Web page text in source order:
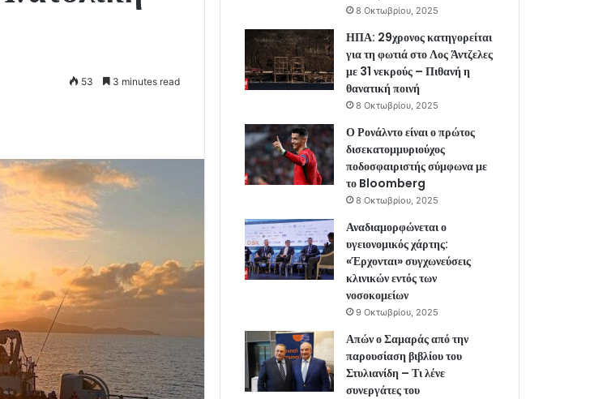
53 3 minutes read
8 Οκτωβρίου, 2025
ΗΠΑ: 29χρονος κατηγορείται
για τη φωτιά στο Λος Άντζελες
με 31 νεκρούς – Πιθανή η
θανατική ποινή
8 Οκτωβρίου, 2025
Ο Ρονάλντο είναι ο πρώτος
δισεκατομμυριούχος
ποδοσφαιριστής σύμφωνα με
το Bloomberg
8 Οκτωβρίου, 2025
Αναδιαμορφώνεται ο
υγειονομικός χάρτης:
«Έρχονται» συγχωνεύσεις
κλινικών εντός των
νοσοκομείων
9 Οκτωβρίου, 2025
Απών ο Σαμαράς από την
παρουσίαση βιβλίου του
Στυλιανίδη – Τι λένε
συνεργάτες του